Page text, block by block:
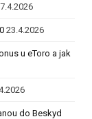
23.4.2026
u eToro a jak
do Beskyd